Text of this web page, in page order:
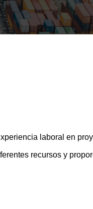
laboral en
recursos y